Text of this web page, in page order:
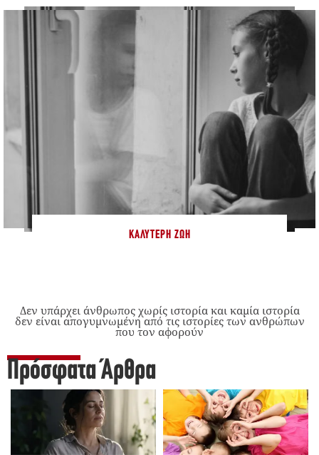
ΚΑΛΎΤΕΡΗ ΖΩΉ
Δεν υπάρχει άνθρωπος χωρίς ιστορία και καμία ιστορία
δεν είναι απογυμνωμένη από τις ιστορίες των ανθρώπων
που τον αφορούν
Πρόσφατα Άρθρα